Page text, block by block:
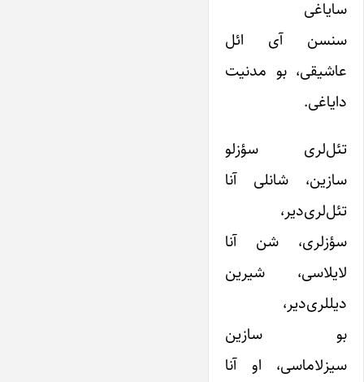
سایاغی
سنسن آی ائل
عاشیقی، بو مدنیت
دایاغی.
تئل‌لری سؤزلو
سازین، شانلی آنا
تئل‌لری‌دیر،
سؤزلری، شن آنا
لایلاسی، شیرین
دیللری‌دیر،
بو سازین
سیزلاماسی، او آنا